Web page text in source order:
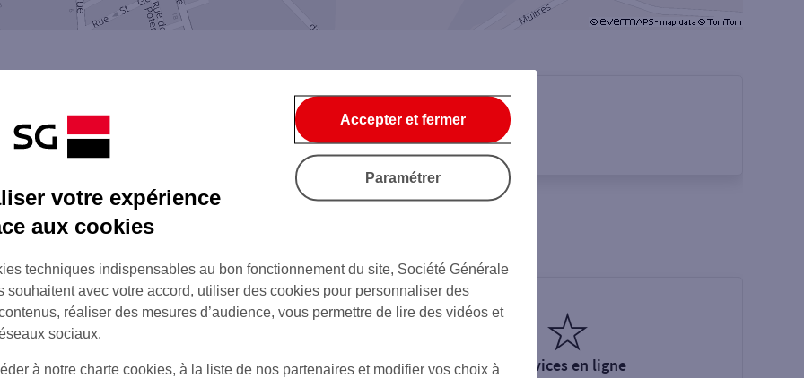
Par SMS Par Mail
Tout ce qu'il faut savoir...
de l'agence Services en ligne
votre expérience
aux cookies
techniques indispensables au bon fonctionnement du site, Société Générale
souhaitent avec votre accord, utiliser des cookies pour personnaliser des
réaliser des mesures d’audience, vous permettre de lire des vidéos et
sociaux.
à notre charte cookies, à la liste de nos partenaires et modifier vos choix à
Accepter et fermer
Paramétrer